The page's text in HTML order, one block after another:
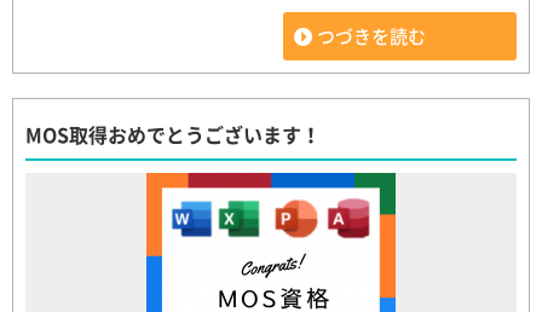
つづきを読む
MOS取得おめでとうございます！